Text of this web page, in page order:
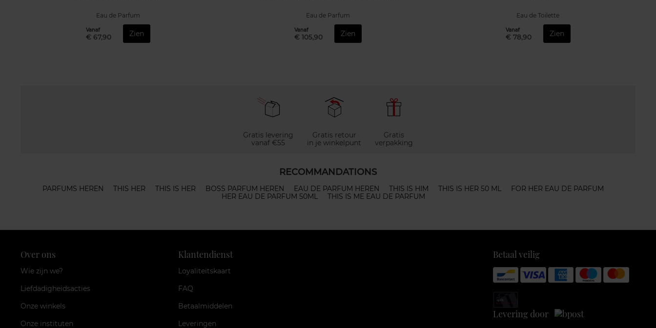
Eau de Parfum
Vanaf
€ 67,90 Zien
Eau de Parfum
Vanaf
€ 105,90 Zien
Eau de Toilette
Vanaf
€ 78,90 Zien
Gratis levering
vanaf €55
Gratis retour
in je winkelpunt
Gratis
verpakking
RECOMMANDATIONS
PARFUMS HEREN THIS HER THIS IS HER BOSS PARFUM HEREN EAU DE PARFUM HEREN THIS IS HIM THIS IS HER 50 ML
FOR HER EAU DE PARFUM
HER EAU DE PARFUM 50ML
THIS IS ME EAU DE PARFUM
Over ons
Wie zijn we?
Liefdadigheidsacties
Onze winkels
Onze instituten
Klantendienst
Loyaliteitskaart
FAQ
Betaalmiddelen
Leveringen
Betaal veilig
Levering door